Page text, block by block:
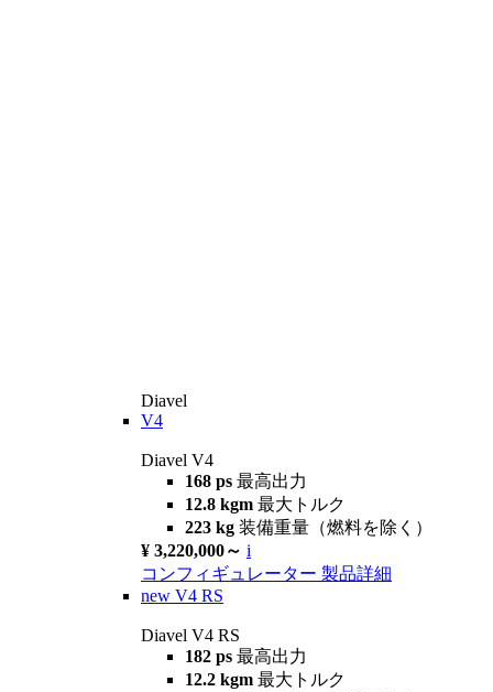
Diavel
V4
Diavel V4
168 ps 最高出力
12.8 kgm 最大トルク
223 kg 装備重量（燃料を除く）
¥ 3,220,000～ i
コンフィギュレーター 製品詳細
new V4 RS
Diavel V4 RS
182 ps 最高出力
12.2 kgm 最大トルク